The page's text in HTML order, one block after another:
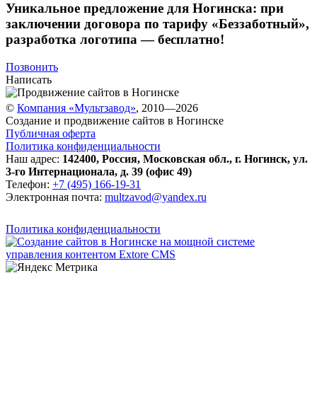
Уникальное предложение для Ногинска: при
заключении договора по тарифу «Беззаботный»,
разработка логотипа — бесплатно!
Позвонить
Написать
© Компания «Мультзавод», 2010—2026
Создание и продвижение сайтов в Ногинске
Публичная оферта
Политика конфиденциальности
Наш адрес: 142400, Россия, Московская обл., г. Ногинск, ул.
3-го Интернационала, д. 39 (офис 49)
Телефон: +7 (495) 166-19-31
Электронная почта: multzavod@yandex.ru
Политика конфиденциальности